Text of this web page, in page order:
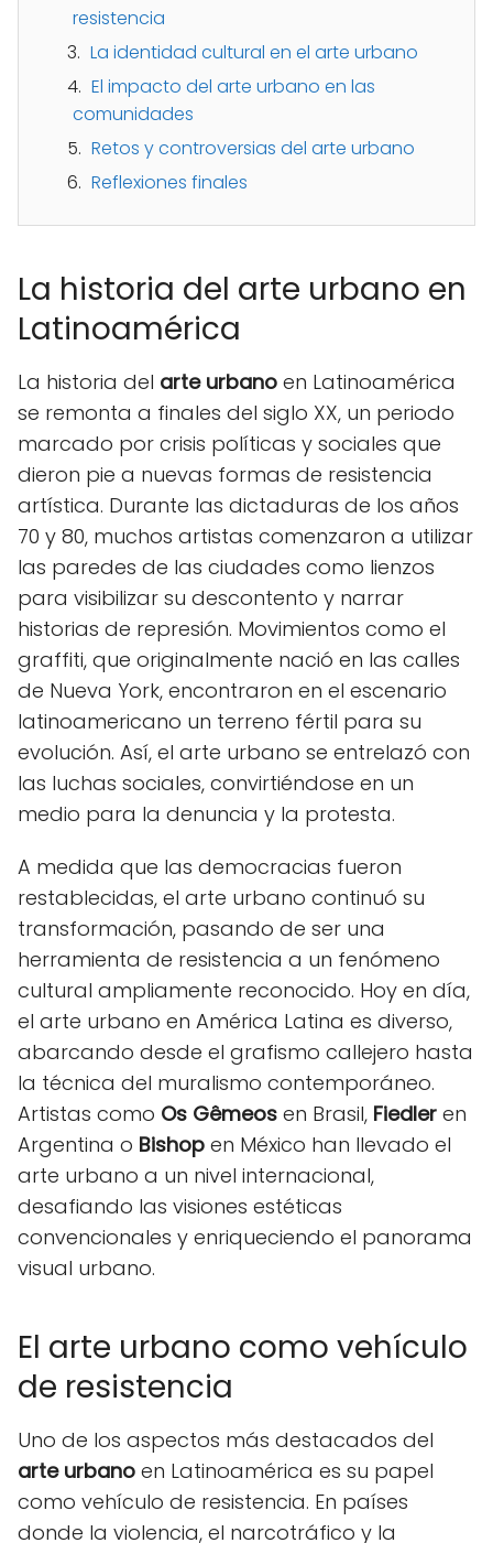
resistencia
La identidad cultural en el arte urbano
El impacto del arte urbano en las
comunidades
Retos y controversias del arte urbano
Reflexiones finales
La historia del arte urbano en
Latinoamérica
La historia del arte urbano en Latinoamérica
se remonta a finales del siglo XX, un periodo
marcado por crisis políticas y sociales que
dieron pie a nuevas formas de resistencia
artística. Durante las dictaduras de los años
70 y 80, muchos artistas comenzaron a utilizar
las paredes de las ciudades como lienzos
para visibilizar su descontento y narrar
historias de represión. Movimientos como el
graffiti, que originalmente nació en las calles
de Nueva York, encontraron en el escenario
latinoamericano un terreno fértil para su
evolución. Así, el arte urbano se entrelazó con
las luchas sociales, convirtiéndose en un
medio para la denuncia y la protesta.
A medida que las democracias fueron
restablecidas, el arte urbano continuó su
transformación, pasando de ser una
herramienta de resistencia a un fenómeno
cultural ampliamente reconocido. Hoy en día,
el arte urbano en América Latina es diverso,
abarcando desde el grafismo callejero hasta
la técnica del muralismo contemporáneo.
Artistas como Os Gêmeos en Brasil, Fiedler en
Argentina o Bishop en México han llevado el
arte urbano a un nivel internacional,
desafiando las visiones estéticas
convencionales y enriqueciendo el panorama
visual urbano.
El arte urbano como vehículo
de resistencia
Uno de los aspectos más destacados del
arte urbano en Latinoamérica es su papel
como vehículo de resistencia. En países
donde la violencia, el narcotráfico y la